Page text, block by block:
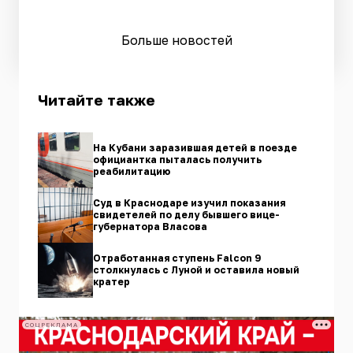
Больше новостей
Читайте также
На Кубани заразившая детей в поезде
официантка пыталась получить
реабилитацию
Суд в Краснодаре изучил показания
свидетелей по делу бывшего вице-
губернатора Власова
Отработанная ступень Falcon 9
столкнулась с Луной и оставила новый
кратер
СОЦРЕКЛАМА